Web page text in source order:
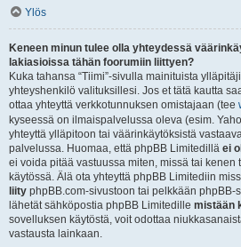
Ylös
Keneen minun tulee olla yhteydessä
lakiasioissa tähän foorumiin liittyen?
Kuka tahansa “Tiimi”-sivulla mainituista
yhteyshenkilö valituksillesi. Jos et tätä kautta
ottaa yhteyttä verkkotunnuksen omistajaan (tee
kyseessä on ilmaispalvelussa oleva (esim.
yhteyttä ylläpitoon tai väärinkäytöksistä
palvelussa. Huomaa, että phpBB Limitedillä ei
ei voida pitää vastuussa miten, missä tai kenen
käytössä. Älä ota yhteyttä phpBB Limitediin
liity phpBB.com-sivustoon tai pelkkään phpBB-
lähetät sähköpostia phpBB Limitedille mistään
sovelluksen käytöstä, voit odottaa
vastausta lainkaan.